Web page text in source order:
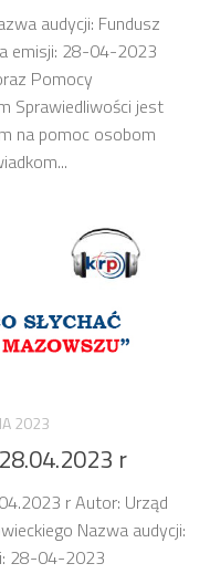
audycji: Fundusz
emisji: 28-04-2023
Pomocy
Sprawiedliwości jest
na pomoc osobom
2023
r
r Autor: Urząd
Nazwa audycji:
28-04-2023